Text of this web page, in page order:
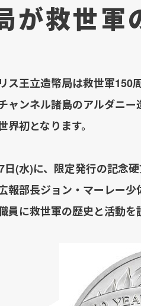
が救世軍
ス王立造幣局は救世軍150
ャンネル諸島のアルダニ
界初となります。
日(水)に、限定発行の記念
報部長ジョン・マーレー
員に救世軍の歴史と活動